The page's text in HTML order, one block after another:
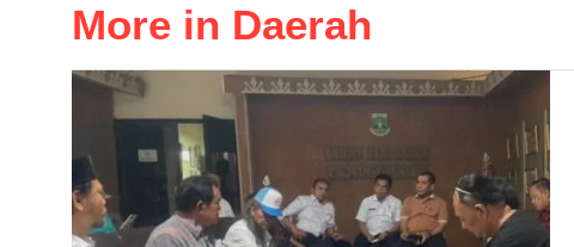
More in Daerah